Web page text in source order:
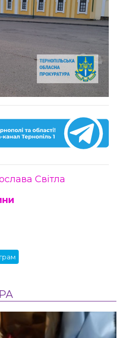
Світла